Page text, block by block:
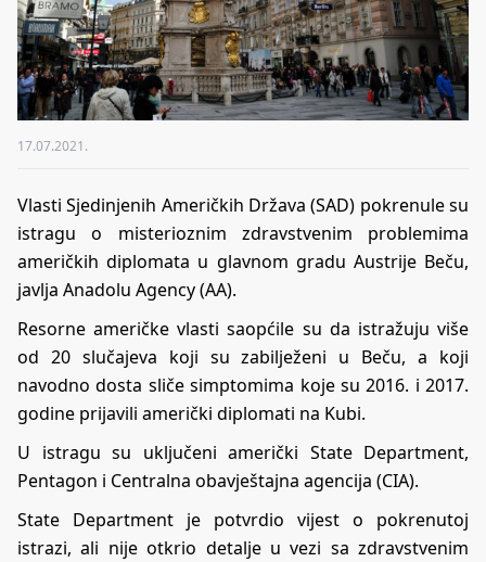
17.07.2021.
Vlasti Sjedinjenih Američkih Država (SAD) pokrenule su
istragu o misterioznim zdravstvenim problemima
američkih diplomata u glavnom gradu Austrije Beču,
javlja Anadolu Agency (AA).
Resorne američke vlasti saopćile su da istražuju više
od 20 slučajeva koji su zabilježeni u Beču, a koji
navodno dosta sliče simptomima koje su 2016. i 2017.
godine prijavili američki diplomati na Kubi.
U istragu su uključeni američki State Department,
Pentagon i Centralna obavještajna agencija (CIA).
State Department je potvrdio vijest o pokrenutoj
istrazi, ali nije otkrio detalje u vezi sa zdravstvenim